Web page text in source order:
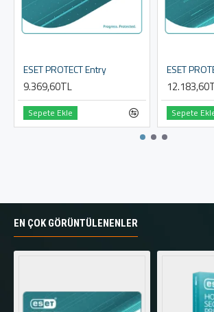
ESET PROTECT Entry
9.369,60TL
Sepete Ekle
ESET
Sepete
EN ÇOK GÖRÜNTÜLENENLER